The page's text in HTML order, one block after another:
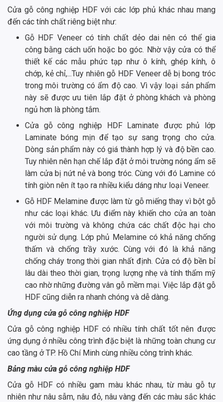
Cửa gỗ công nghiệp HDF với các lớp phủ khác nhau mang
đến các tính chất riêng biệt như:
Gỗ HDF Veneer có tính chất dẻo dai nên có thể gia
công bằng cách uốn hoặc bo góc. Nhờ vậy cửa có thể
thiết kế các mẫu phức tạp như ô kính, ghép kính, ô
chớp, kẻ chỉ,...Tuy nhiên gỗ HDF Veneer dễ bị bong tróc
trong môi trường có ẩm độ cao. Vì vậy loại sản phẩm
này sẽ được ưu tiên lắp đặt ở phòng khách và phòng
ngủ hơn là phòng tắm.
Cửa gỗ công nghiệp HDF Laminate được phủ lớp
Laminate bóng mịn để tạo sự sang trọng cho cửa.
Dòng sản phẩm này có giá thành hợp lý và độ bền cao.
Tuy nhiên nên hạn chế lắp đặt ở môi trường nóng ẩm sẽ
làm cửa bị nứt nẻ và bong tróc. Cùng với đó Lamine có
tính giòn nên ít tạo ra nhiều kiểu dáng như loại Veneer.
Gỗ HDF Melamine được làm từ gỗ miếng thay vì bột gỗ
như các loại khác. Ưu điểm này khiến cho cửa an toàn
với môi trường và không chứa các chất độc hại cho
người sử dụng. Lớp phủ Melamine có khả năng chống
thấm và chống trầy xước. Cùng với đó là khả năng
chống cháy trong thời gian nhất định. Cửa có độ bền bỉ
lâu dài theo thời gian, trọng lượng nhẹ và tính thẩm mỹ
cao nhờ những đường vân gỗ mềm mại. Việc lắp đặt gỗ
HDF cũng diễn ra nhanh chóng và dễ dàng.
Ứng dụng cửa gỗ công nghiệp HDF
Cửa gỗ công nghiệp HDF có nhiều tính chất tốt nên được
ứng dụng ở nhiều công trình đặc biệt là những toàn chung cư
cao tầng ở TP. Hồ Chí Minh cùng nhiều công trình khác.
Bảng màu cửa gỗ công nghiệp HDF
Cửa gỗ HDF có nhiều gam màu khác nhau, từ màu gỗ tự
nhiên như nâu sẫm, nâu đỏ, nâu vàng đến các màu sắc khác